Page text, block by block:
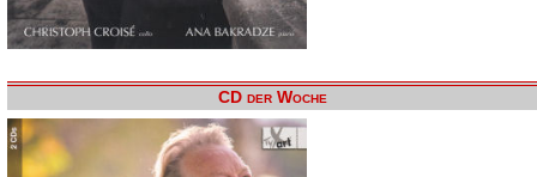
CD der Woche